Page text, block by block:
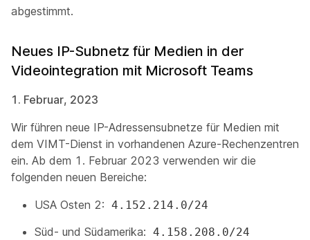
abgestimmt.
Neues IP-Subnetz für Medien in der
Videointegration mit Microsoft Teams
1. Februar, 2023
Wir führen neue IP-Adressensubnetze für Medien mit
dem VIMT-Dienst in vorhandenen Azure-Rechenzentren
ein. Ab dem 1. Februar 2023 verwenden wir die
folgenden neuen Bereiche:
USA Osten 2: 4.152.214.0/24
Süd- und Südamerika: 4.158.208.0/24